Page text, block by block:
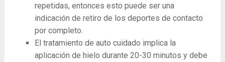
repetidas, entonces esto puede ser una
indicación de retiro de los deportes de contacto
por completo.
El tratamiento de auto cuidado implica la
aplicación de hielo durante 20-30 minutos y debe